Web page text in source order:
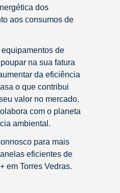
dos
aos consumos de
de
na sua fatura
da eficiência
o que contribui
valor no mercado.
com o planeta
ambiental.
para mais
eficientes de
em Torres Vedras.